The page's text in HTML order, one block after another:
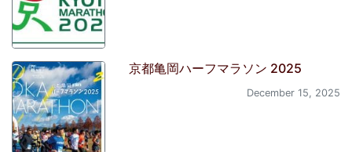
京都亀岡ハーフマラソン 2025
December 15, 2025